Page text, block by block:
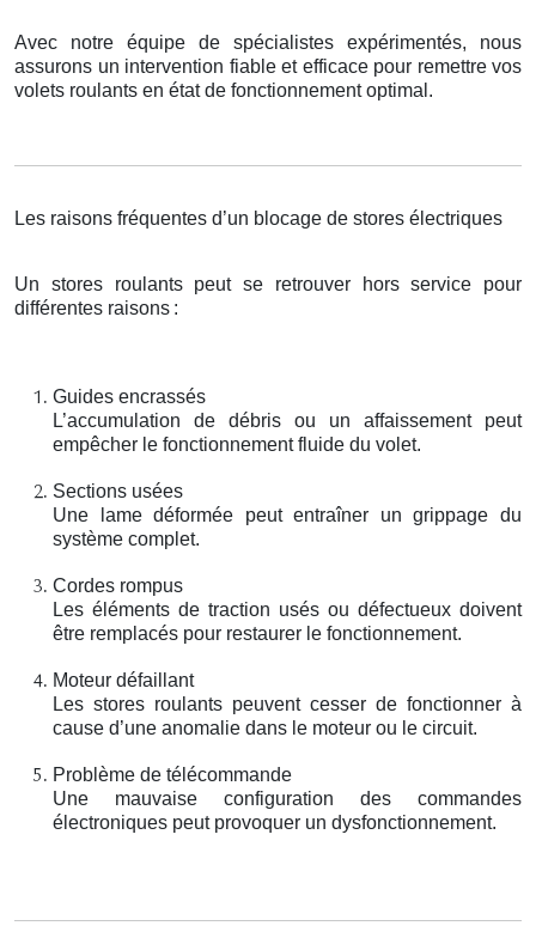
Avec notre équipe de spécialistes expérimentés, nous
assurons un intervention fiable et efficace pour remettre vos
volets roulants en état de fonctionnement optimal.
Les raisons fréquentes d’un blocage de stores électriques
Un stores roulants peut se retrouver hors service pour
différentes raisons :
Guides encrassés
L’accumulation de débris ou un affaissement peut
empêcher le fonctionnement fluide du volet.
Sections usées
Une lame déformée peut entraîner un grippage du
système complet.
Cordes rompus
Les éléments de traction usés ou défectueux doivent
être remplacés pour restaurer le fonctionnement.
Moteur défaillant
Les stores roulants peuvent cesser de fonctionner à
cause d’une anomalie dans le moteur ou le circuit.
Problème de télécommande
Une mauvaise configuration des commandes
électroniques peut provoquer un dysfonctionnement.